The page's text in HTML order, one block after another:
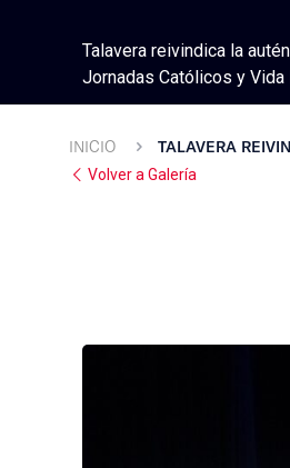
Talavera reivindica la
Jornadas Católicos y Vida
INICIO TALAVERA
Volver a Galería